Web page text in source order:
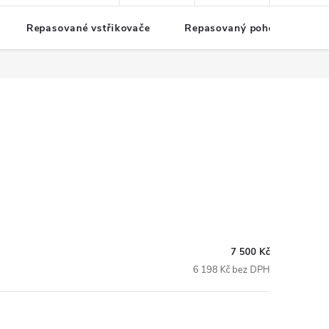
Repasované vstřikovače Repasovaný pohon TDM
7 500 Kč
6 198 Kč bez DPH